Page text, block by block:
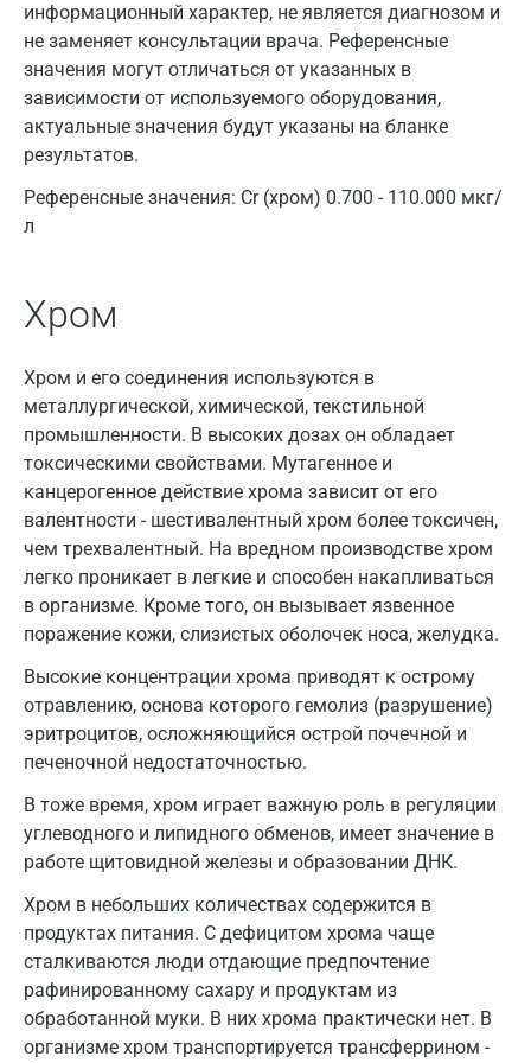
информационный характер, не является диагнозом и
не заменяет консультации врача. Референсные
значения могут отличаться от указанных в
зависимости от используемого оборудования,
актуальные значения будут указаны на бланке
результатов.
Референсные значения: Cr (хром) 0.700 - 110.000 мкг/
л
Хром
Хром и его соединения используются в
металлургической, химической, текстильной
промышленности. В высоких дозах он обладает
токсическими свойствами. Мутагенное и
канцерогенное действие хрома зависит от его
валентности - шестивалентный хром более токсичен,
чем трехвалентный. На вредном производстве хром
легко проникает в легкие и способен накапливаться
в организме. Кроме того, он вызывает язвенное
поражение кожи, слизистых оболочек носа, желудка.
Высокие концентрации хрома приводят к острому
отравлению, основа которого гемолиз (разрушение)
эритроцитов, осложняющийся острой почечной и
печеночной недостаточностью.
В тоже время, хром играет важную роль в регуляции
углеводного и липидного обменов, имеет значение в
работе щитовидной железы и образовании ДНК.
Хром в небольших количествах содержится в
продуктах питания. С дефицитом хрома чаще
сталкиваются люди отдающие предпочтение
рафинированному сахару и продуктам из
обработанной муки. В них хрома практически нет. В
организме хром транспортируется трансферрином -
Астрахань
Балашиха
Барнаул
Брянск
Великий Новгород
Волжский
Вологда
Всеволожск
Гатчина
Геленджик
Дзержинск
Дзержинский
Дмитров
Долгопрудный
Домодедово
Екатеринбург
Жуковский
Звенигород